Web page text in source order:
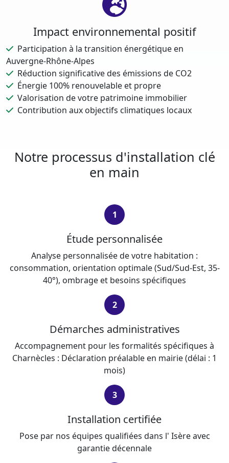
Impact environnemental positif
Participation à la transition énergétique en
Auvergne-Rhône-Alpes
Réduction significative des émissions de CO2
Énergie 100% renouvelable et propre
Valorisation de votre patrimoine immobilier
Contribution aux objectifs climatiques locaux
Notre processus d'installation clé
en main
1
Étude personnalisée
Analyse personnalisée de votre habitation :
consommation, orientation optimale (Sud/Sud-Est, 35-
40°), ombrage et besoins spécifiques
2
Démarches administratives
Accompagnement pour les formalités spécifiques à
Charnècles : Déclaration préalable en mairie (délai : 1
mois)
3
Installation certifiée
Pose par nos équipes qualifiées dans l' Isère avec
garantie décennale